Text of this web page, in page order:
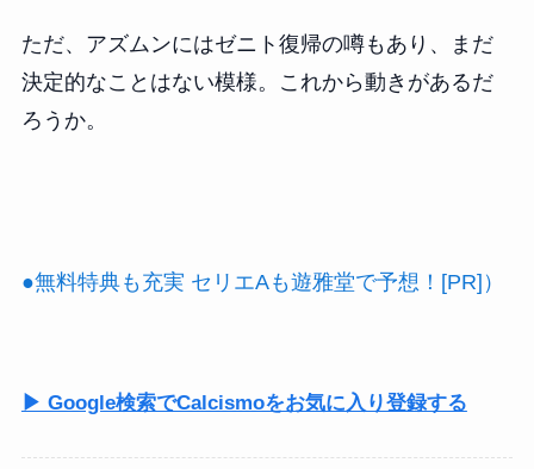
ただ、アズムンにはゼニト復帰の噂もあり、まだ
決定的なことはない模様。これから動きがあるだ
ろうか。
●無料特典も充実 セリエAも遊雅堂で予想！[PR]）
▶ Google検索でCalcismoをお気に入り登録する